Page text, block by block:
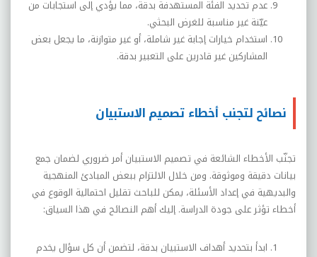
عدم تحديد الفئة المستهدفة بدقة، مما يؤدي إلى استجابات من
عيّنة غير مناسبة للغرض البحثي.
استخدام خيارات إجابة غير شاملة، أو غير متوازنة، ما يجعل بعض
المشاركين غير قادرين على التعبير بدقة.
نصائح لتجنب أخطاء تصميم الاستبيان
تجنّب الأخطاء الشائعة في تصميم الاستبيان أمر ضروري لضمان جمع
بيانات دقيقة وموثوقة. ومن خلال الالتزام ببعض المبادئ المنهجية
والبديهية في إعداد الأسئلة، يمكن للباحث تقليل احتمالية الوقوع في
أخطاء تؤثر على جودة الدراسة. إليك أهم النصائح في هذا السياق:
ابدأ بتحديد أهداف الاستبيان بدقة، لتضمن أن كل سؤال يخدم